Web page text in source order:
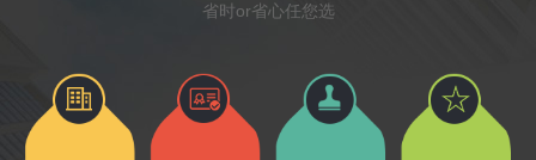
省时or省心任您选